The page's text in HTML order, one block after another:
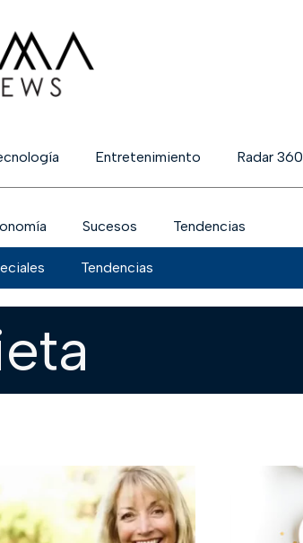
Entretenimiento Radar 360
Sucesos Tendencias
Tendencias